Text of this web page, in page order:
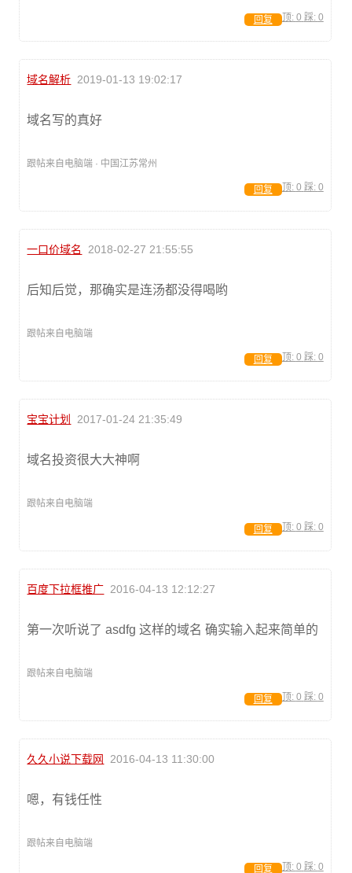
顶: 0 踩: 0
回复
域名解析 2019-01-13 19:02:17
域名写的真好
跟帖来自电脑端 · 中国江苏常州
顶: 0 踩: 0
回复
一口价域名 2018-02-27 21:55:55
后知后觉，那确实是连汤都没得喝哟
跟帖来自电脑端
顶: 0 踩: 0
回复
宝宝计划 2017-01-24 21:35:49
域名投资很大大神啊
跟帖来自电脑端
顶: 0 踩: 0
回复
百度下拉框推广 2016-04-13 12:12:27
第一次听说了 asdfg 这样的域名 确实输入起来简单的
跟帖来自电脑端
顶: 0 踩: 0
回复
久久小说下载网 2016-04-13 11:30:00
嗯，有钱任性
跟帖来自电脑端
顶: 0 踩: 0
回复